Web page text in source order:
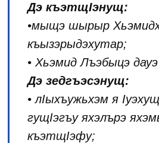
Дэ къэтщIэнущ:
•мыщэ шырыр
къызэрыдэхутар;
• Хьэмид Лъэбыцэ
Дэ зедгъэсэнущ:
• лIыхъужьхэм я
гущIэгъу яхэлърэ
къэтщIэфу;